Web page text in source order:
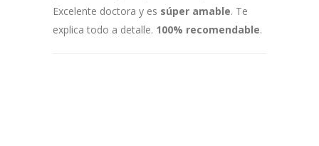
Excelente doctora y es súper amable. Te
explica todo a detalle. 100% recomendable.